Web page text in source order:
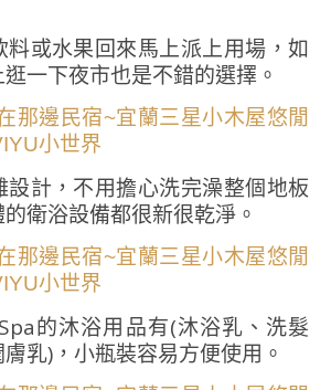
料或水果回來馬上派上用場，如
一下夜市也是不錯的選擇。
設計，不用擔心洗完澡整個地板
衛浴設備都很新很乾淨。
的沐浴用品有(沐浴乳、洗髮
乳)，小瓶裝容易方便使用。